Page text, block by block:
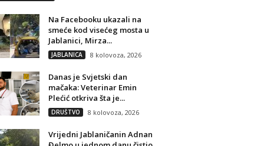
Na Facebooku ukazali na
smeće kod visećeg mosta u
Jablanici, Mirza...
JABLANICA 8 kolovoza, 2026
Danas je Svjetski dan
mačaka: Veterinar Emin
Plećić otkriva šta je...
DRUŠTVO 8 kolovoza, 2026
Vrijedni Jablaničanin Adnan